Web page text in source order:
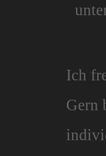
Ich
Gern